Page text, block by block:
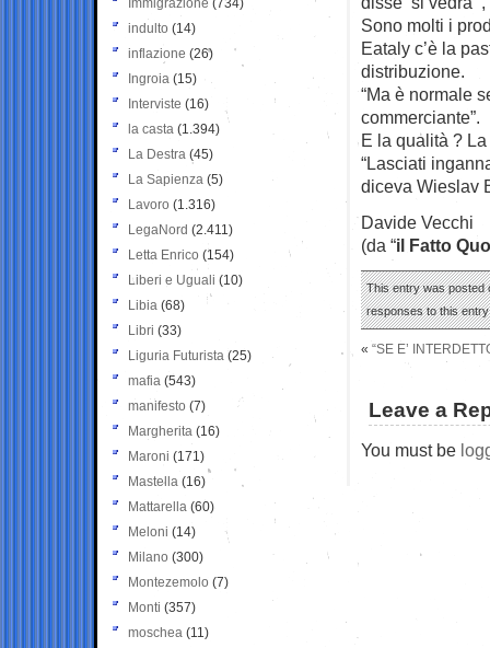
Sono molti i
Eataly c’è la
distribuzione.
“Ma è normale
commerciante”.
E la qualità ?
“Lasciati
diceva Wieslav
Davide Vecchi
(da “il Fatto
This entry was posted
responses to this
« “SE E’
Leave a
You must be
Immigrazione (734)
indulto (14)
inflazione (26)
Ingroia (15)
Interviste (16)
la casta (1.394)
La Destra (45)
La Sapienza (5)
Lavoro (1.316)
LegaNord (2.411)
Letta Enrico (154)
Liberi e Uguali (10)
Libia (68)
Libri (33)
Liguria Futurista (25)
mafia (543)
manifesto (7)
Margherita (16)
Maroni (171)
Mastella (16)
Mattarella (60)
Meloni (14)
Milano (300)
Montezemolo (7)
Monti (357)
moschea (11)